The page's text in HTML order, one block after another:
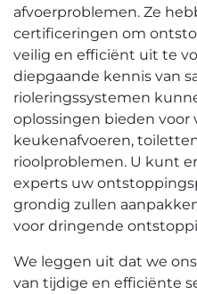
afvoerproblemen.​ Ze
certificeringen om
veilig en efficiënt uit te
diepgaande kennis van
rioleringssystemen
oplossingen bieden voor
keukenafvoeren,
rioolproblemen.​ U kunt
experts uw
grondig zullen
voor dringende
We leggen uit dat we
van tijdige en efficiënte